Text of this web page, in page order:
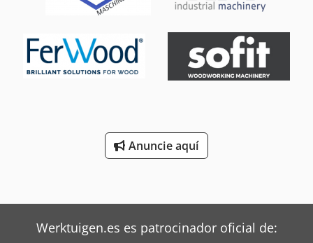
Anuncie aquí
Werktuigen.es es patrocinador oficial de: